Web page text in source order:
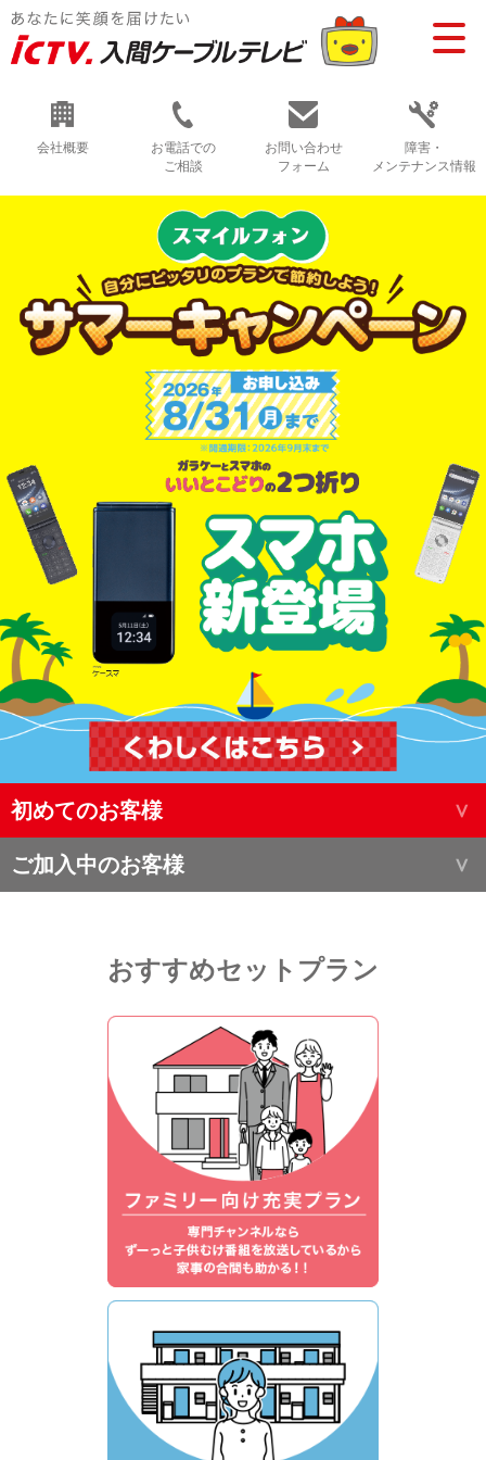
会社概要
お電話での
ご相談
お問い合わせ
フォーム
障害・
メンテナンス情報
初めてのお客様
ご加入中のお客様
おすすめセットプラン